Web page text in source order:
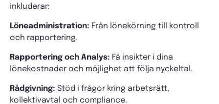
inkluderar:
Löneadministration: Från lönekörning till kontroll
och rapportering.
Rapportering och Analys: Få insikter i dina
lönekostnader och möjlighet att följa nyckeltal.
Rådgivning: Stöd i frågor kring arbetsrätt,
kollektivavtal och compliance.